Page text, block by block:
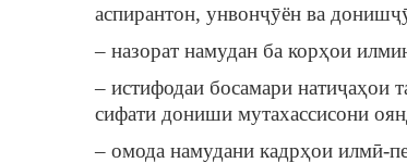
аспирантон, унвонҷӯён ва
– назорат намудан ба корҳои
– истифодаи босамари натиҷаҳои
сифати дониши мутахассисони
– омода намудани кадрҳои илмӣ-